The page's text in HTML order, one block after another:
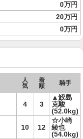
0万円
20万円
0万円
人
気
着
順
騎手
4 3
▲鮫島
克駿
(52.0kg)
10 12
☆小崎
綾也
(54.0kg)